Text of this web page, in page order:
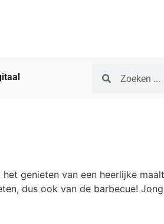
genieten van een heerlijke
dus ook van de barbecue!